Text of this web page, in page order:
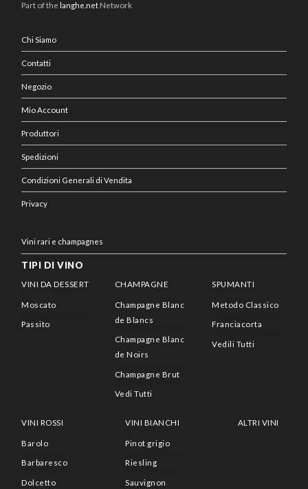
Part of thelanghe.net Network
Chi Siamo
Contatti
Negozio
Mio Account
Produttori
Spedizioni
Condizioni Generali di Vendita
Privacy
Vini rari e champagnes
TIPI DI VINO
VINI DA DESSERT
Moscato
Passito
CHAMPAGNE
Champagne Blanc
de Blancs
Champagne Blanc
de Noirs
Champagne Brut
Vedi Tutti
SPUMANTI
Metodo Classico
Franciacorta
Vedili Tutti
VINI ROSSI
Barolo
Barbaresco
Dolcetto
VINI BIANCHI
Pinot grigio
Riesling
Sauvignon
ALTRI VINI